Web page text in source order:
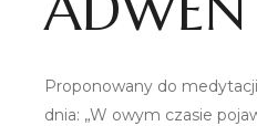
Proponowany do
dnia: „W owym czasie